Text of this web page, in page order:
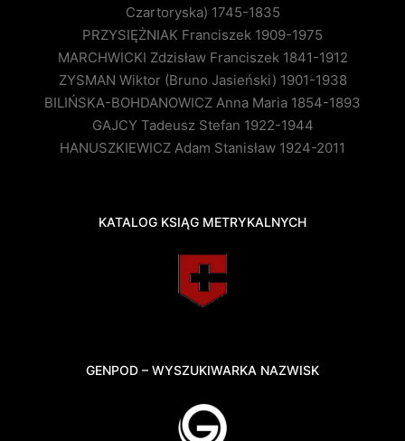
Czartoryska) 1745-1835
PRZYSIĘŻNIAK Franciszek 1909-1975
MARCHWICKI Zdzisław Franciszek 1841-1912
ZYSMAN Wiktor (Bruno Jasieński) 1901-1938
BILIŃSKA-BOHDANOWICZ Anna Maria 1854-1893
GAJCY Tadeusz Stefan 1922-1944
HANUSZKIEWICZ Adam Stanisław 1924-2011
KATALOG KSIĄG METRYKALNYCH
GENPOD – WYSZUKIWARKA NAZWISK